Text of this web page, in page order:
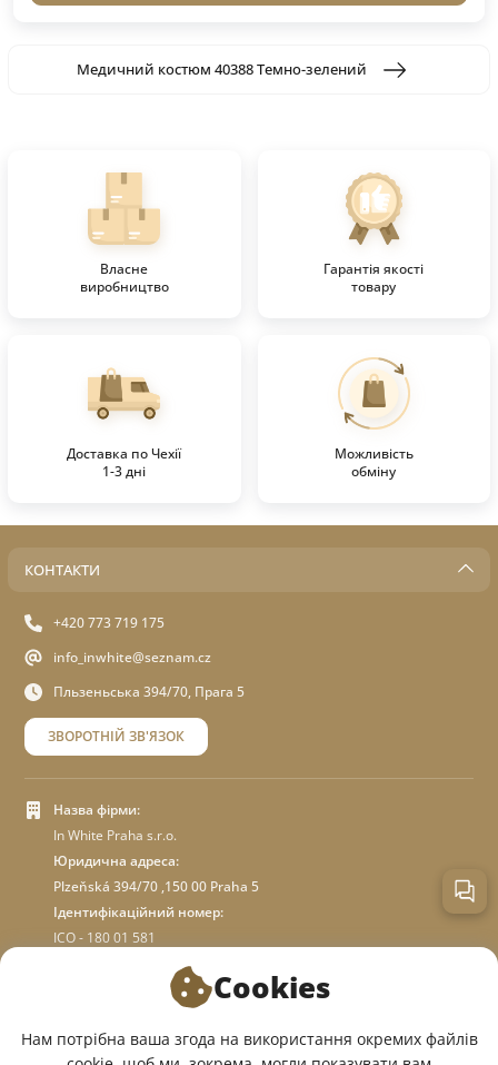
Медичний костюм 40388 Темно-зелений
Власне
виробництво
Гарантія якості
товару
Доставка по Чехії
1-3 дні
Можливість
обміну
КОНТАКТИ
+420 773 719 175
info_inwhite@seznam.cz
Пльзеньська 394/70, Прага 5
ЗВОРОТНІЙ ЗВ'ЯЗОК
Назва фірми:
In White Praha s.r.o.
Юридична адреса:
Plzeňská 394/70 ,150 00 Praha 5
Ідентифікаційний номер:
ICO - 180 01 581
ПРО МАГАЗИН
Cookies
Нам потрібна ваша згода на використання окремих файлів